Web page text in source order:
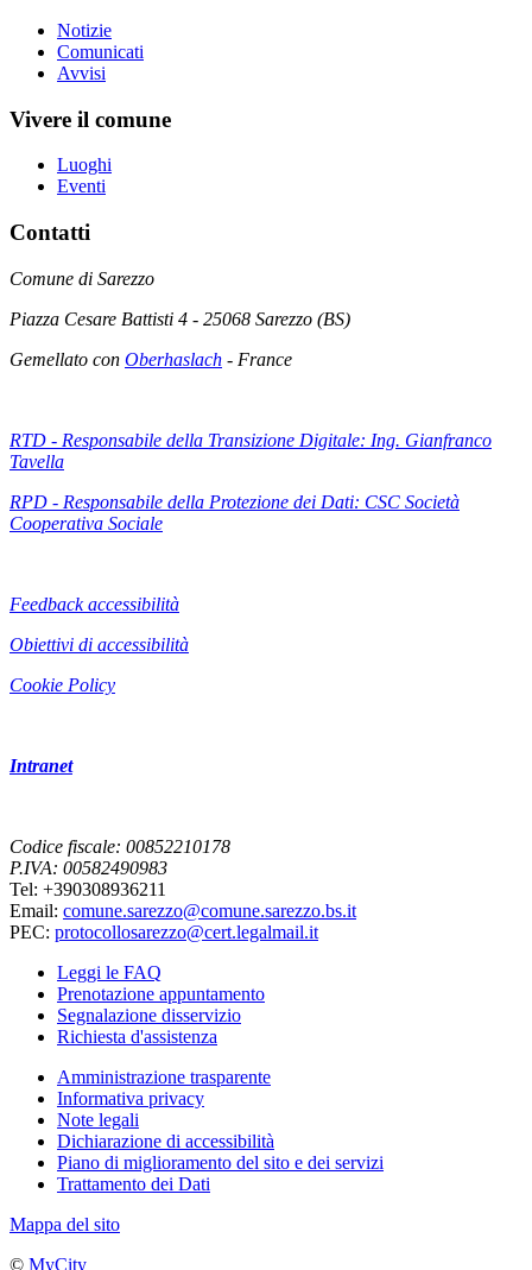
Notizie
Comunicati
Avvisi
Vivere il comune
Luoghi
Eventi
Contatti
Comune di Sarezzo
Piazza Cesare Battisti 4 - 25068 Sarezzo (BS)
Gemellato con Oberhaslach - France
RTD - Responsabile della Transizione Digitale: Ing. Gianfranco
Tavella
RPD - Responsabile della Protezione dei Dati: CSC Società
Cooperativa Sociale
Feedback accessibilità
Obiettivi di accessibilità
Cookie Policy
Intranet
Codice fiscale: 00852210178
P.IVA: 00582490983
Tel: +390308936211
Email: comune.sarezzo@comune.sarezzo.bs.it
PEC: protocollosarezzo@cert.legalmail.it
Leggi le FAQ
Prenotazione appuntamento
Segnalazione disservizio
Richiesta d'assistenza
Amministrazione trasparente
Informativa privacy
Note legali
Dichiarazione di accessibilità
Piano di miglioramento del sito e dei servizi
Trattamento dei Dati
Mappa del sito
© MyCity